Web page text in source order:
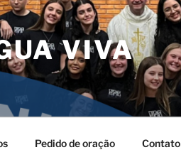
VIVA
Pedido de oração Contato